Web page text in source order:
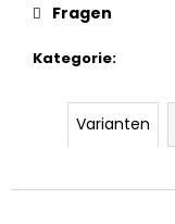
Kategorie:
Fragen
Varianten